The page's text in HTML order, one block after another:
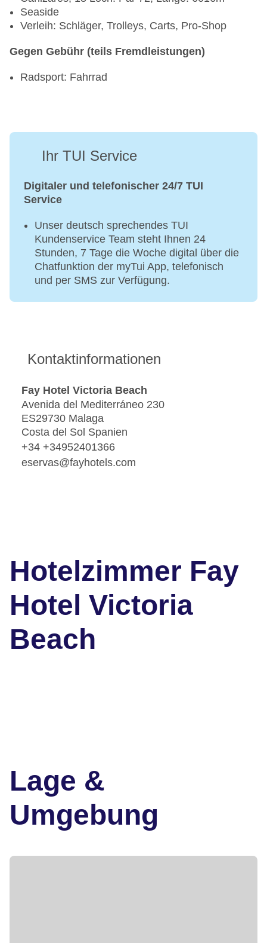
Seaside
Verleih: Schläger, Trolleys, Carts, Pro-Shop
Gegen Gebühr (teils Fremdleistungen)
Radsport: Fahrrad
Ihr TUI Service
Digitaler und telefonischer 24/7 TUI
Service
Unser deutsch sprechendes TUI
Kundenservice Team steht Ihnen 24
Stunden, 7 Tage die Woche digital über die
Chatfunktion der myTui App, telefonisch
und per SMS zur Verfügung.
Kontaktinformationen
Fay Hotel Victoria Beach
Avenida del Mediterráneo 230
ES29730 Malaga
Costa del Sol Spanien
+34 +34952401366
eservas@fayhotels.com
Hotelzimmer Fay
Hotel Victoria
Beach
Lage &
Umgebung